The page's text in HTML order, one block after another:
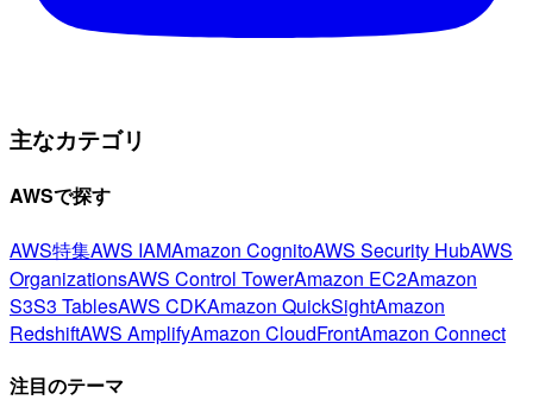
主なカテゴリ
AWSで探す
AWS特集AWS IAMAmazon CognitoAWS Security HubAWS
OrganizationsAWS Control TowerAmazon EC2Amazon
S3S3 TablesAWS CDKAmazon QuickSightAmazon
RedshiftAWS AmplifyAmazon CloudFrontAmazon Connect
注目のテーマ